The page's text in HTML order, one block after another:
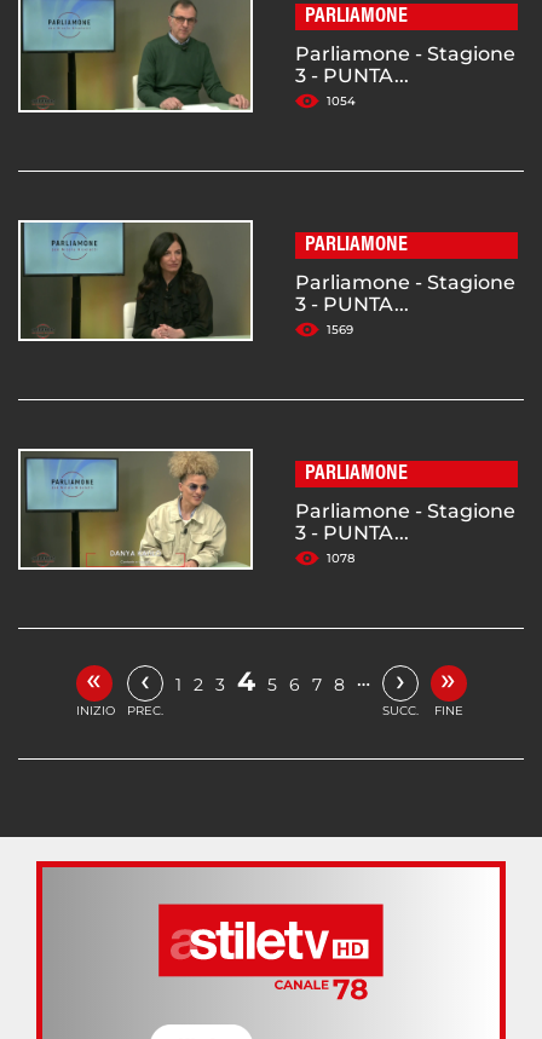
PARLIAMONE
Parliamone - Stagione
3 - PUNTA...
1054
PARLIAMONE
Parliamone - Stagione
3 - PUNTA...
1569
PARLIAMONE
Parliamone - Stagione
3 - PUNTA...
1078
«
INIZIO
‹
PREC.
1 2 3 4 5 6 7 8 … ›
SUCC.
»
FINE